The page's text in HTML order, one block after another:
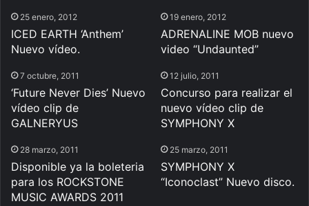
25 enero, 2012
ICED EARTH ‘Anthem’
Nuevo vídeo.
19 enero, 2012
ADRENALINE MOB nuevo
video “Undaunted”
7 octubre, 2011
‘Future Never Dies’ Nuevo
vídeo clip de
GALNERYUS
12 julio, 2011
Concurso para realizar el
nuevo vídeo clip de
SYMPHONY X
28 marzo, 2011
Disponible ya la boleteria
para los ROCKSTONE
MUSIC AWARDS 2011
25 marzo, 2011
SYMPHONY X
“Iconoclast” Nuevo disco.